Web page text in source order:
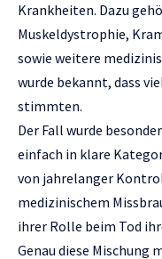
Krankheiten. Dazu
Muskeldystrophie,
sowie weitere
wurde bekannt, dass
stimmten.
Der Fall wurde
einfach in klare
von jahrelanger
medizinischem
ihrer Rolle beim Tod
Genau diese Mischung